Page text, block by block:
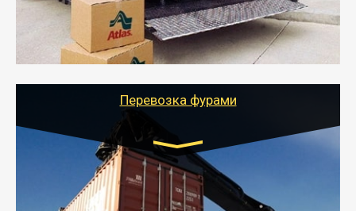
- Тайгер Логистик подберет автотранспорт, быстро и
качественно организует переезд к новому месту
службы или работы с гарантией сохранности груза и
оформлением документов, подтверждающих
Перевозка фурами
Транспорт:
Еврофура Тент от 5 до 10 тонн
грузоподъемность